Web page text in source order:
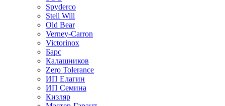
Spyderco
Stell Will
Old Bear
Verney-Carron
Victorinox
Барс
Калашников
Zero Tolerance
ИП Елагин
ИП Семина
Кизляр